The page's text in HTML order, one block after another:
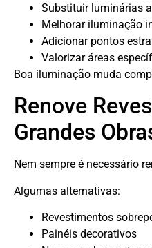
Substituir luminárias
Melhorar iluminação
Adicionar pontos
Valorizar áreas
Boa iluminação muda
Renove
Grandes
Nem sempre é necessário
Algumas alternativas:
Revestimentos
Painéis decorativos